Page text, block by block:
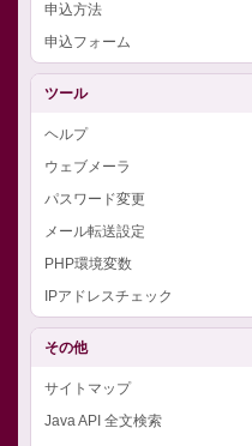
申込方法
申込フォーム
ツール
ヘルプ
ウェブメーラ
パスワード変更
メール転送設定
PHP環境変数
IPアドレスチェック
その他
サイトマップ
Java API 全文検索